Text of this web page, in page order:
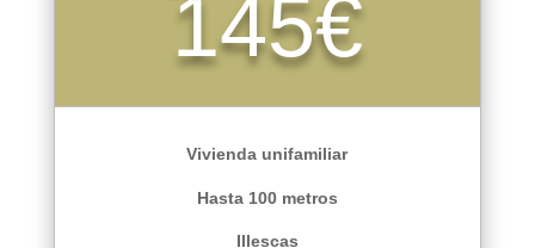
145€
Vivienda unifamiliar
Hasta 100 metros
Illescas